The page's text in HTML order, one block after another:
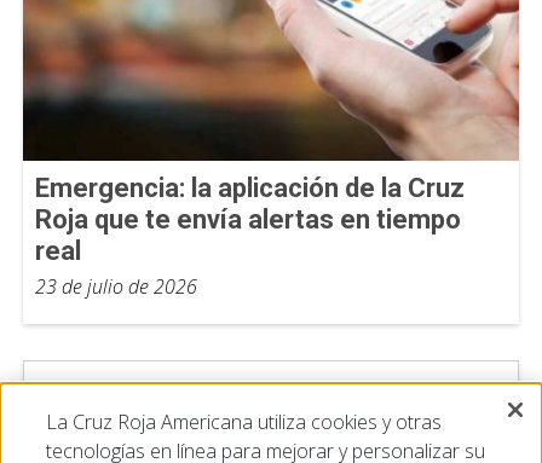
Emergencia: la aplicación de la Cruz
Roja que te envía alertas en tiempo
real
23 de julio de 2026
La Cruz Roja Americana utiliza cookies y otras
tecnologías en línea para mejorar y personalizar su